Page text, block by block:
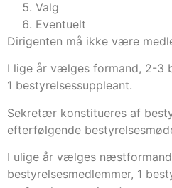
Valg
Eventuelt
Dirigenten må ikke være
I lige år vælges formand, 2-3
1 bestyrelsessuppleant.
Sekretær konstitueres af
efterfølgende
I ulige år vælges
bestyrelsesmedlemmer, 1